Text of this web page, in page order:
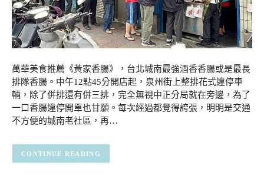
萬華美食推薦《黃家香腸》，台北城南最強酒香香腸或是最長
排隊香腸。中午12點45分開店起，泉州街上整排花式違停車
輛，除了併排還有併三排，完全無視中正分局就在旁邊，為了
一口香腸違停開單也甘願。每次經過都覺得誇張，明明是交通
不方便的城南老社區，再…
CONTINUE READING